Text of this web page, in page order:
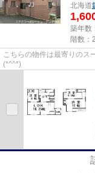
北海道
築年数
階数：
こちらの物件は最寄りのス
(*^^*)